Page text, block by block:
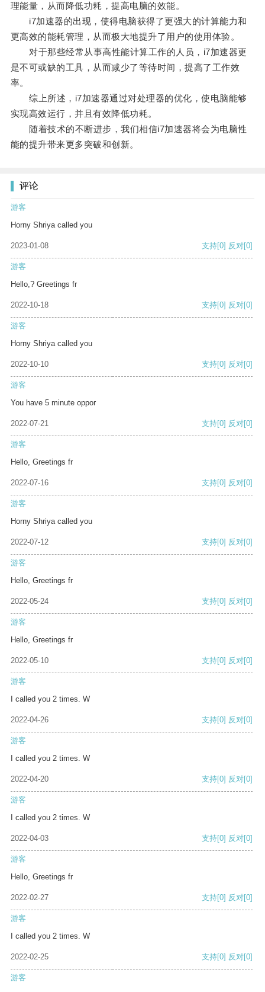
理能量，从而降低功耗，提高电脑的效能。
i7加速器的出现，使得电脑获得了更强大的计算能力和
更高效的能耗管理，从而极大地提升了用户的使用体验。
对于那些经常从事高性能计算工作的人员，i7加速器更
是不可或缺的工具，从而减少了等待时间，提高了工作效
率。
综上所述，i7加速器通过对处理器的优化，使电脑能够
实现高效运行，并且有效降低功耗。
随着技术的不断进步，我们相信i7加速器将会为电脑性
能的提升带来更多突破和创新。
评论
游客
Horny Shriya called you
2023-01-08 支持[0] 反对[0]
游客
Hello,? Greetings fr
2022-10-18 支持[0] 反对[0]
游客
Horny Shriya called you
2022-10-10 支持[0] 反对[0]
游客
You have 5 minute oppor
2022-07-21 支持[0] 反对[0]
游客
Hello, Greetings fr
2022-07-16 支持[0] 反对[0]
游客
Horny Shriya called you
2022-07-12 支持[0] 反对[0]
游客
Hello, Greetings fr
2022-05-24 支持[0] 反对[0]
游客
Hello, Greetings fr
2022-05-10 支持[0] 反对[0]
游客
I called you 2 times. W
2022-04-26 支持[0] 反对[0]
游客
I called you 2 times. W
2022-04-20 支持[0] 反对[0]
游客
I called you 2 times. W
2022-04-03 支持[0] 反对[0]
游客
Hello, Greetings fr
2022-02-27 支持[0] 反对[0]
游客
I called you 2 times. W
2022-02-25 支持[0] 反对[0]
游客